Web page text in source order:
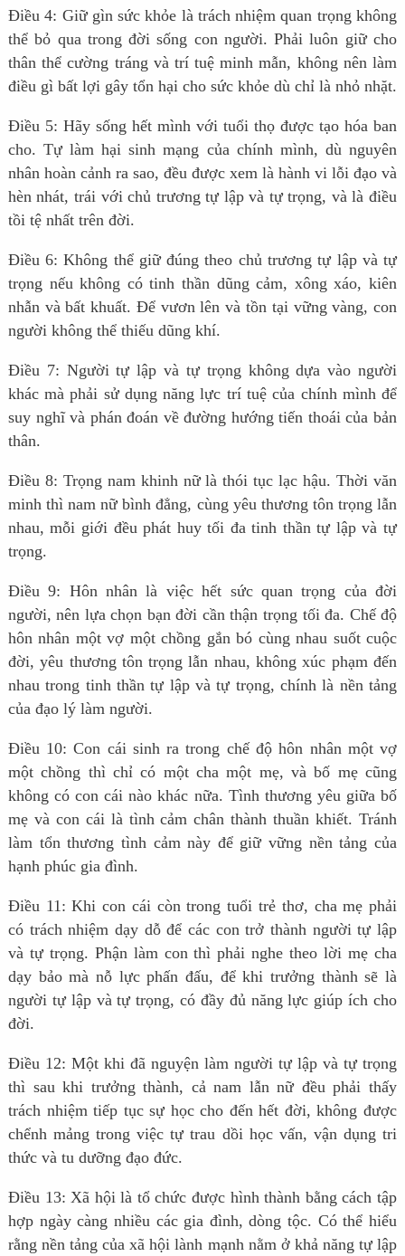
Điều 4: Giữ gìn sức khỏe là trách nhiệm quan trọng không
thể bỏ qua trong đời sống con người. Phải luôn giữ cho
thân thể cường tráng và trí tuệ minh mẫn, không nên làm
điều gì bất lợi gây tổn hại cho sức khỏe dù chỉ là nhỏ nhặt.
Điều 5: Hãy sống hết mình với tuổi thọ được tạo hóa ban
cho. Tự làm hại sinh mạng của chính mình, dù nguyên
nhân hoàn cảnh ra sao, đều được xem là hành vi lỗi đạo và
hèn nhát, trái với chủ trương tự lập và tự trọng, và là điều
tồi tệ nhất trên đời.
Điều 6: Không thể giữ đúng theo chủ trương tự lập và tự
trọng nếu không có tinh thần dũng cảm, xông xáo, kiên
nhẫn và bất khuất. Để vươn lên và tồn tại vững vàng, con
người không thể thiếu dũng khí.
Điều 7: Người tự lập và tự trọng không dựa vào người
khác mà phải sử dụng năng lực trí tuệ của chính mình để
suy nghĩ và phán đoán về đường hướng tiến thoái của bản
thân.
Điều 8: Trọng nam khinh nữ là thói tục lạc hậu. Thời văn
minh thì nam nữ bình đẳng, cùng yêu thương tôn trọng lẫn
nhau, mỗi giới đều phát huy tối đa tinh thần tự lập và tự
trọng.
Điều 9: Hôn nhân là việc hết sức quan trọng của đời
người, nên lựa chọn bạn đời cần thận trọng tối đa. Chế độ
hôn nhân một vợ một chồng gắn bó cùng nhau suốt cuộc
đời, yêu thương tôn trọng lẫn nhau, không xúc phạm đến
nhau trong tinh thần tự lập và tự trọng, chính là nền tảng
của đạo lý làm người.
Điều 10: Con cái sinh ra trong chế độ hôn nhân một vợ
một chồng thì chỉ có một cha một mẹ, và bố mẹ cũng
không có con cái nào khác nữa. Tình thương yêu giữa bố
mẹ và con cái là tình cảm chân thành thuần khiết. Tránh
làm tổn thương tình cảm này để giữ vững nền tảng của
hạnh phúc gia đình.
Điều 11: Khi con cái còn trong tuổi trẻ thơ, cha mẹ phải
có trách nhiệm dạy dỗ để các con trở thành người tự lập
và tự trọng. Phận làm con thì phải nghe theo lời mẹ cha
dạy bảo mà nỗ lực phấn đấu, để khi trưởng thành sẽ là
người tự lập và tự trọng, có đầy đủ năng lực giúp ích cho
đời.
Điều 12: Một khi đã nguyện làm người tự lập và tự trọng
thì sau khi trưởng thành, cả nam lẫn nữ đều phải thấy
trách nhiệm tiếp tục sự học cho đến hết đời, không được
chểnh mảng trong việc tự trau dồi học vấn, vận dụng tri
thức và tu dưỡng đạo đức.
Điều 13: Xã hội là tổ chức được hình thành bằng cách tập
hợp ngày càng nhiều các gia đình, dòng tộc. Có thể hiểu
rằng nền tảng của xã hội lành mạnh nằm ở khả năng tự lập